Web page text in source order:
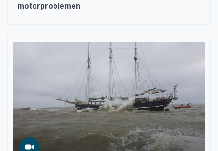
motorproblemen